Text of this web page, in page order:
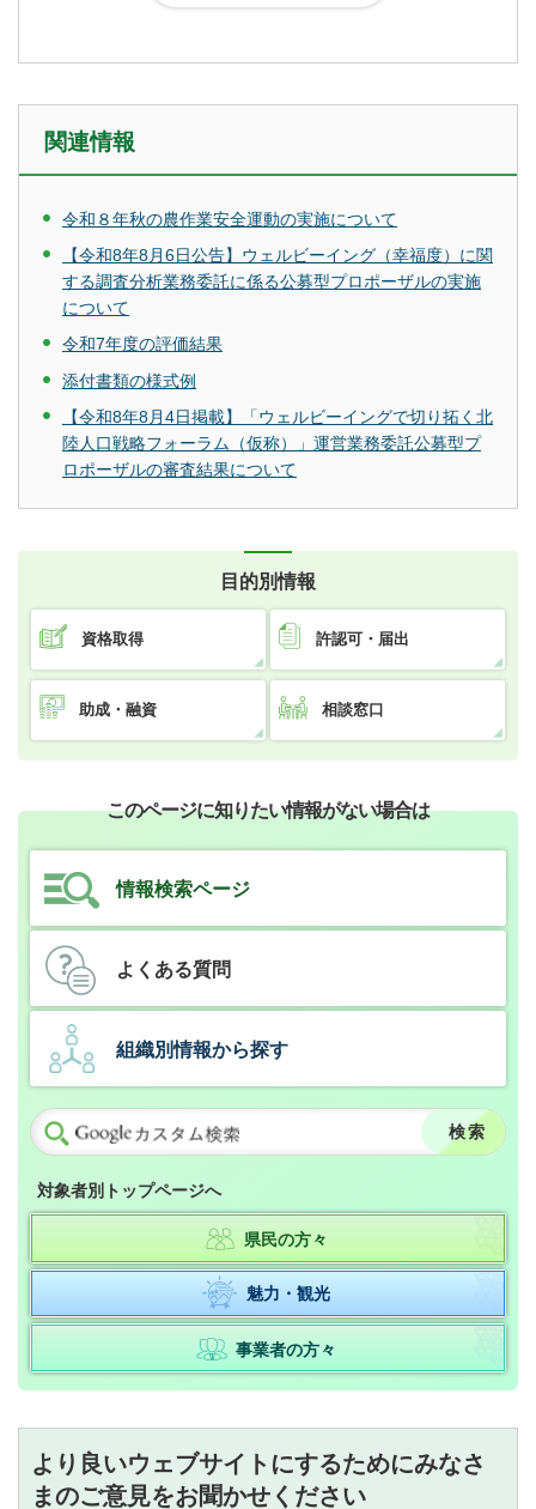
関連情報
令和８年秋の農作業安全運動の実施について
【令和8年8月6日公告】ウェルビーイング（幸福度）に関
する調査分析業務委託に係る公募型プロポーザルの実施
について
令和7年度の評価結果
添付書類の様式例
【令和8年8月4日掲載】「ウェルビーイングで切り拓く北
陸人口戦略フォーラム（仮称）」運営業務委託公募型プ
ロポーザルの審査結果について
目的別情報
資格取得 許認可・届出
助成・融資 相談窓口
このページに知りたい情報がない場合は
情報検索ページ
よくある質問
組織別情報から探す
対象者別トップページへ
県民の方々
魅力・観光
事業者の方々
より良いウェブサイトにするためにみなさ
まのご意見をお聞かせください